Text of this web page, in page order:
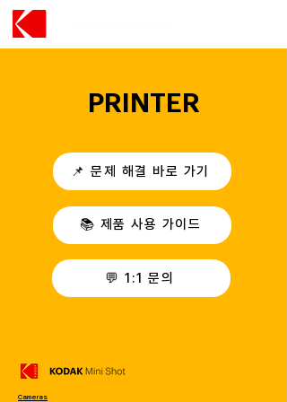
PRINTER
📌 문제 해결 바로 가기
📚 제품 사용 가이드
💬 1:1 문의
Cameras